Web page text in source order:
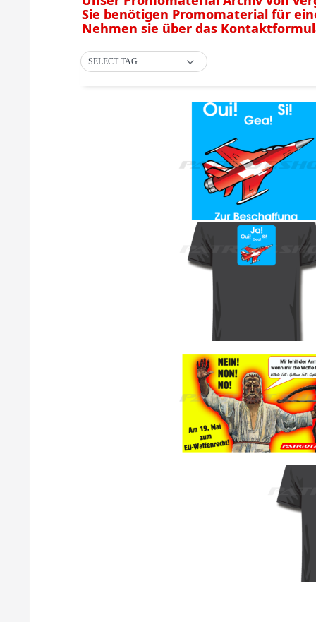
Sie benötigen Promomaterial für
Nehmen sie über das
SELECT TAG